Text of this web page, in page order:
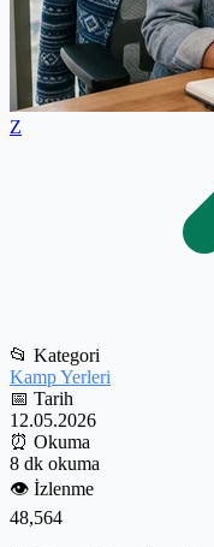
Z
📂 Kategori
Kamp Yerleri
📅 Tarih
12.05.2026
⏰ Okuma
8 dk okuma
👁️ İzlenme
48,564